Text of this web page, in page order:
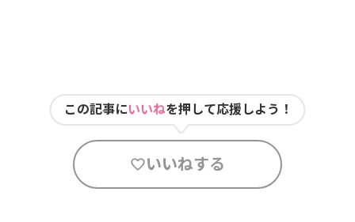
この記事にいいねを押して応援しよう！
いいねする